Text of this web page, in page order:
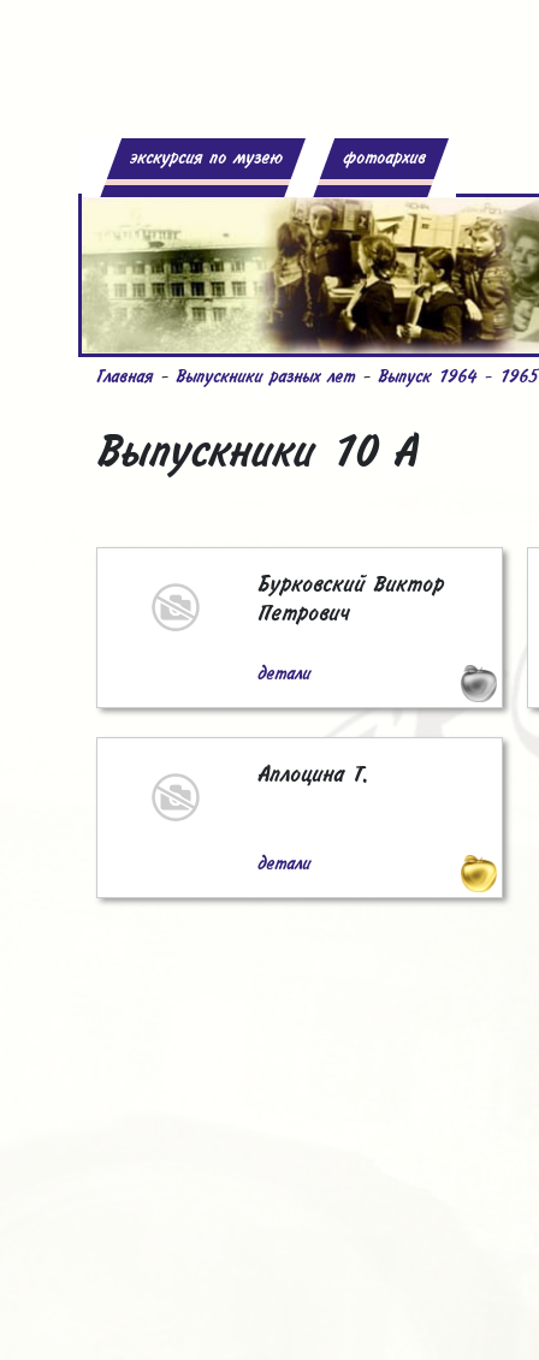
экскурсия по музею фотоархив
Главная- Выпускники разных лет- Выпуск 1964 - 1965
Выпускники 10 А
Бурковский Виктор
Петрович
детали
Аплоцина Т.
детали